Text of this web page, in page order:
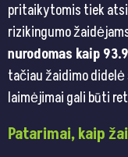
pritaikytomis tiek
rizikingumo
nurodomas kaip
tačiau žaidimo didelė
laimėjimai gali būti
Patarimai, kaip